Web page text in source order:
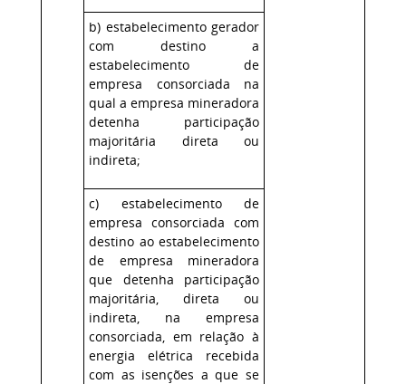
b) estabelecimento gerador
com destino a
estabelecimento de
empresa consorciada na
qual a empresa mineradora
detenha participação
majoritária direta ou
indireta;
c) estabelecimento de
empresa consorciada com
destino ao estabelecimento
de empresa mineradora
que detenha participação
majoritária, direta ou
indireta, na empresa
consorciada, em relação à
energia elétrica recebida
com as isenções a que se